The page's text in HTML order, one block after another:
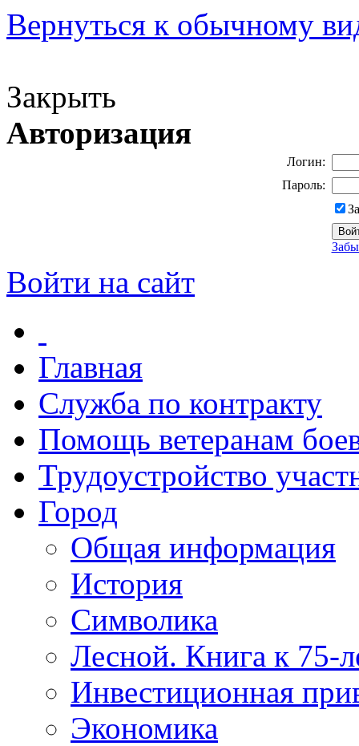
Вернуться к обычному
Закрыть
Авторизация
Логин:
Пароль:
Войти на сайт
Главная
Служба по контракту
Помощь ветеранам
Трудоустройство
Город
Общая информация
История
Символика
Лесной. Книга к 75-
Инвестиционная
Экономика